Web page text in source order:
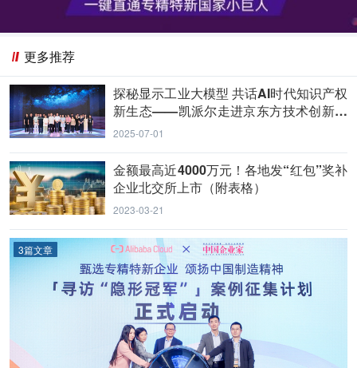
更多推荐
探秘显示工业大模型 共话AI时代知识产权
新生态——凯派尔走进京东方技术创新中
心
2025-07-01
金额最高近4000万元！各地发“红包”奖补
企业北交所上市（附表格）
2023-03-21
3篇文章